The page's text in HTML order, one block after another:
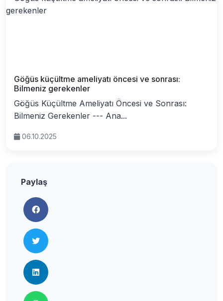
Göğüs küçültme ameliyatı öncesi ve sonrası:
Bilmeniz gerekenler
Göğüs Küçültme Ameliyatı Öncesi ve Sonrası:
Bilmeniz Gerekenler --- Ana...
06.10.2025
Paylaş